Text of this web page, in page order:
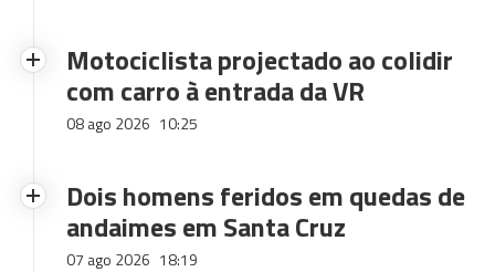
Motociclista projectado ao colidir
com carro à entrada da VR
08 ago 2026 10:25
Dois homens feridos em quedas de
andaimes em Santa Cruz
07 ago 2026 18:19